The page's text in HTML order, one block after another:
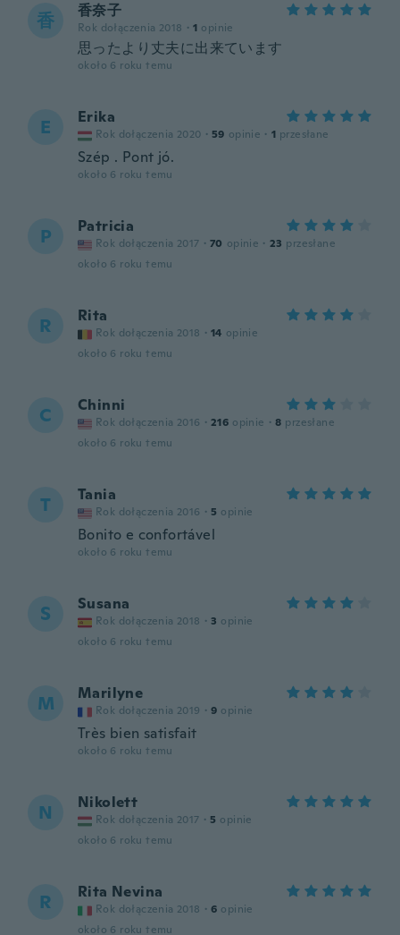
香 香奈子
Rok dołączenia 2018 · 1 opinie
思ったより丈夫に出来ています
około 6 roku temu
E Erika
Rok dołączenia 2020 · 59 opinie · 1 przesłane
Szép . Pont jó.
około 6 roku temu
P Patricia
Rok dołączenia 2017 · 70 opinie · 23 przesłane
około 6 roku temu
R Rita
Rok dołączenia 2018 · 14 opinie
około 6 roku temu
C Chinni
Rok dołączenia 2016 · 216 opinie · 8 przesłane
około 6 roku temu
T Tania
Rok dołączenia 2016 · 5 opinie
Bonito e confortável
około 6 roku temu
S Susana
Rok dołączenia 2018 · 3 opinie
około 6 roku temu
M Marilyne
Rok dołączenia 2019 · 9 opinie
Très bien satisfait
około 6 roku temu
N Nikolett
Rok dołączenia 2017 · 5 opinie
około 6 roku temu
R Rita Nevina
Rok dołączenia 2018 · 6 opinie
około 6 roku temu